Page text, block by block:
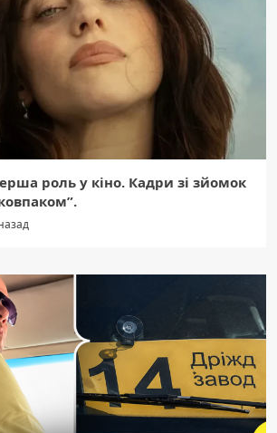
роль у кіно. Кадри зі зйомок